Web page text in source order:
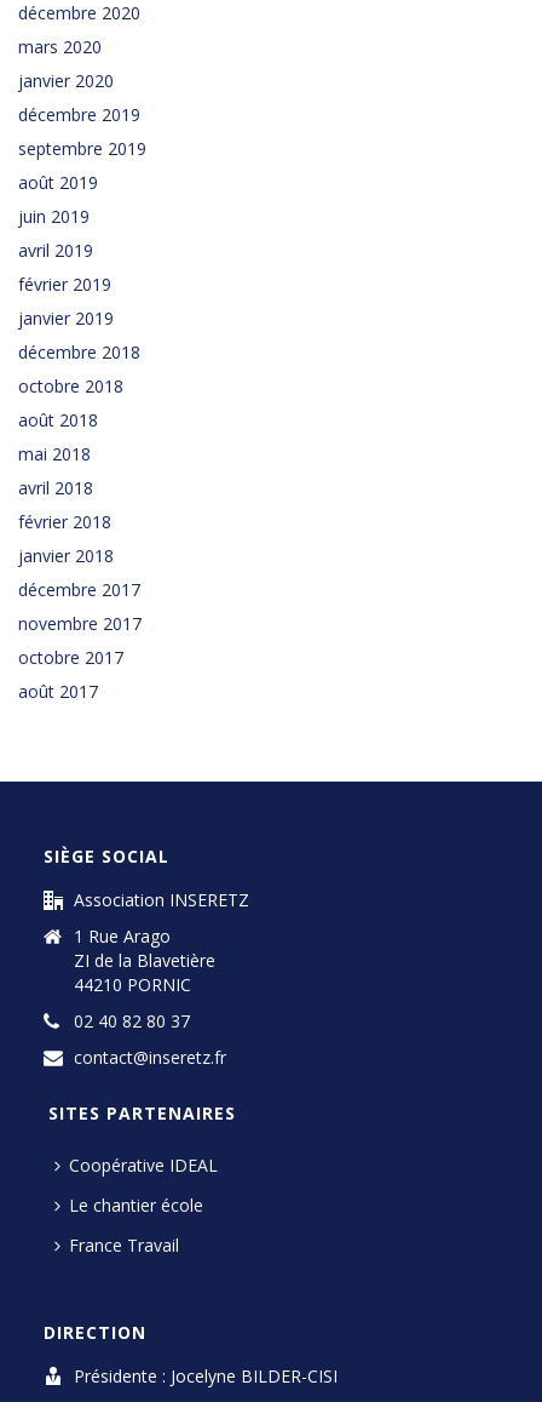
décembre 2020
mars 2020
janvier 2020
décembre 2019
septembre 2019
août 2019
juin 2019
avril 2019
février 2019
janvier 2019
décembre 2018
octobre 2018
août 2018
mai 2018
avril 2018
février 2018
janvier 2018
décembre 2017
novembre 2017
octobre 2017
août 2017
SIÈGE SOCIAL
Association INSERETZ
1 Rue Arago
ZI de la Blavetière
44210 PORNIC
02 40 82 80 37
contact@inseretz.fr
SITES PARTENAIRES
Coopérative IDEAL
Le chantier école
France Travail
DIRECTION
Présidente : Jocelyne BILDER-CISI